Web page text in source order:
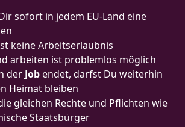
sofort in jedem EU-Land eine
keine Arbeitserlaubnis
arbeiten ist problemlos möglich
der Jobendet, darfst Du weiterhin
Heimat bleiben
gleichen Rechte und Pflichten wie
Staatsbürger